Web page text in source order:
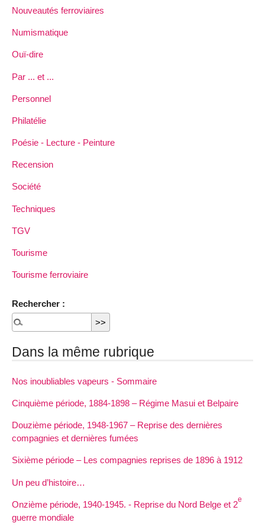
Nouveautés ferroviaires
Numismatique
Ouï-dire
Par ... et ...
Personnel
Philatélie
Poésie - Lecture - Peinture
Recension
Société
Techniques
TGV
Tourisme
Tourisme ferroviaire
Rechercher :
Dans la même rubrique
Nos inoubliables vapeurs - Sommaire
Cinquième période, 1884-1898 – Régime Masui et Belpaire
Douzième période, 1948-1967 – Reprise des dernières
compagnies et dernières fumées
Sixième période – Les compagnies reprises de 1896 à 1912
Un peu d’histoire…
Onzième période, 1940-1945. - Reprise du Nord Belge et 2e
guerre mondiale